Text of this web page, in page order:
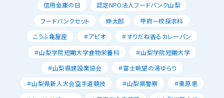
信用金庫の日
認定NPO法人フードバンク山梨
フードバンクセット
伸太郎
甲府一校探求科
こうふ亀屋座
＃アピオ
＃すりだね香るカレーパン
＃山梨学院短期大学食物栄養科
＃山梨学院短期大学
＃山梨県建設業協会
＃富士眺望の湯ゆらり
＃山梨県新人大会空手道競技
＃山梨県警察
＃栗原恵